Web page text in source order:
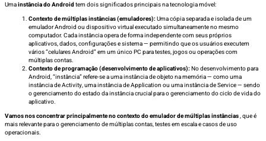
Umainstância do Androidtem dois significados principais na tecnologia móvel:
Contexto de múltiplas instâncias (emuladores):Uma cópia separada e isolada de um
emulador Android ou dispositivo virtual executado simultaneamente no mesmo
computador. Cada instância opera de forma independente com seus próprios
aplicativos, dados, configurações e sistema — permitindo que os usuários executem
vários “celulares Android” em um único PC para testes, jogos ou operações com
múltiplas contas.
Contexto de programação (desenvolvimento de aplicativos):No desenvolvimento para
Android, “instância” refere-se a uma instância de objeto na memória — como uma
instância de Activity, uma instância de Application ou uma instância de Service — sendo
o gerenciamento do estado da instância crucial para o gerenciamento do ciclo de vida do
aplicativo.
Vamos nos concentrar principalmente no contexto do emulador de múltiplas instâncias, que é
mais relevante para o gerenciamento de múltiplas contas, testes em escala e casos de uso
operacionais.